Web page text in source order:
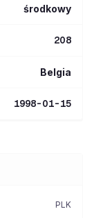
środkowy
208
Belgia
1998-01-15
PLK